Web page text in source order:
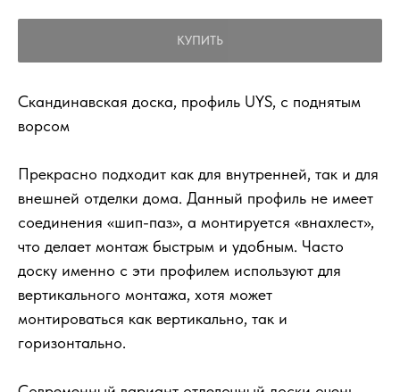
КУПИТЬ
Скандинавская доска, профиль UYS, с поднятым
ворсом
Прекрасно подходит как для внутренней, так и для
внешней отделки дома. Данный профиль не имеет
соединения «шип-паз», а монтируется «внахлест»,
что делает монтаж быстрым и удобным. Часто
доску именно с эти профилем используют для
вертикального монтажа, хотя может
монтироваться как вертикально, так и
горизонтально.